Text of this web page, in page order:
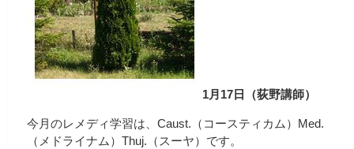
1月17日（荻野講師）
今月のレメディ学習は、Caust.（コースティカム）Med.
（メドライナム）Thuj.（スーヤ）です。